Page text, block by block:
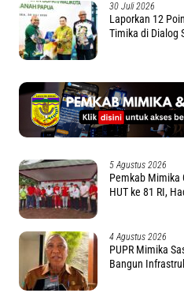
30 Juli 2026
Laporkan 12
Timika di Dialog
5 Agustus 2026
Pemkab Mimika
HUT ke 81 RI,
4 Agustus 2026
PUPR Mimika
Bangun